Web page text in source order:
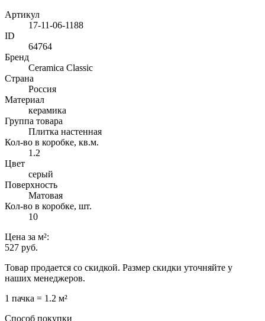
Артикул
17-11-06-1188
ID
64764
Бренд
Ceramica Classic
Страна
Россия
Материал
керамика
Группа товара
Плитка настенная
Кол-во в коробке, кв.м.
1.2
Цвет
серый
Поверхность
Матовая
Кол-во в коробке, шт.
10
Цена за м²:
527 руб.
Товар продается со скидкой. Размер скидки уточняйте у
наших менеджеров.
1 пачка = 1.2 м²
Способ покупки